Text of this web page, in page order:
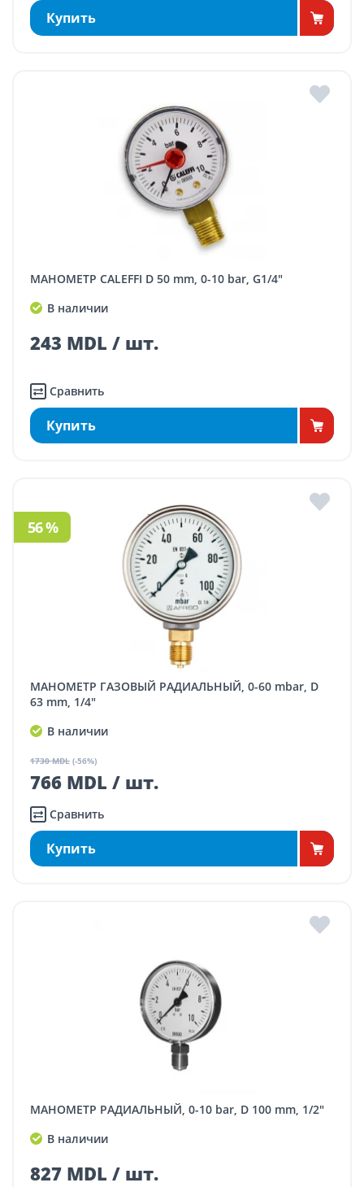
Купить
МАНОМЕТР CALEFFI D 50 mm, 0-10 bar, G1/4"
В наличии
243 MDL / шт.
Сравнить
Купить
МАНОМЕТР ГАЗОВЫЙ РАДИАЛЬНЫЙ, 0-60 mbar, D
63 mm, 1/4"
В наличии
1730 MDL (-56%)
766 MDL / шт.
56 %
Сравнить
Купить
МАНОМЕТР РАДИАЛЬНЫЙ, 0-10 bar, D 100 mm, 1/2"
В наличии
827 MDL / шт.